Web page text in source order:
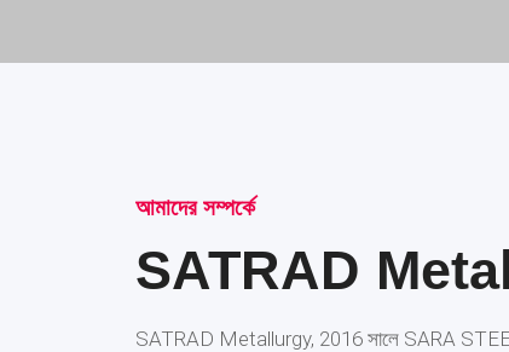
আমাদের সম্পর্কে
SATRAD
SATRAD Metallurgy, 2016 সালে SARA STEEL